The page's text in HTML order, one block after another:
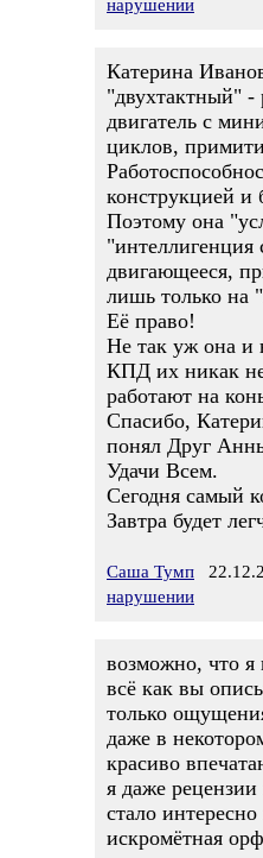
нарушении
Катерина
"двухтактный" -
двигатель с
циклов,
конструкцией и
Поэтому она
"интеллигенция
двигающееся,
лишь только на
Её право!
Не так уж она и
КПД их никак
работают на
Спасибо,
понял Друг
Удачи Всем.
Сегодня самый
Завтра будет
Саша Тумп
нарушении
возможно, что я
всё как вы
только
даже в
красиво
я даже
стало
искромётная